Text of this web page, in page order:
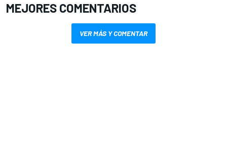
MEJORES COMENTARIOS
VER MÁS Y COMENTAR